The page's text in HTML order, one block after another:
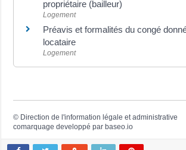
propriétaire (bailleur)
Logement
Préavis et formalités du congé
locataire
Logement
© Direction de l'information légale et administrative
comarquage developpé parbaseo.io